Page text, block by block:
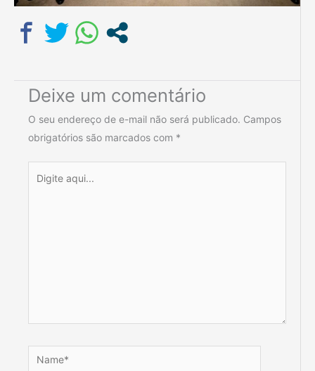
Deixe um comentário
O seu endereço de e-mail não será publicado. Campos
obrigatórios são marcados com *
aqui...
Name*